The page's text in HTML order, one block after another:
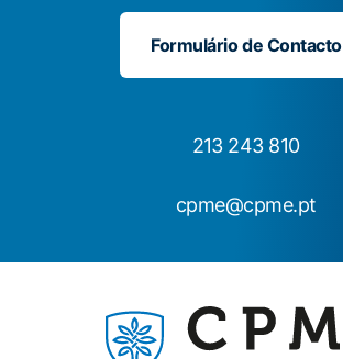
Formulário de Contacto
213 243 810
cpme@cpme.pt